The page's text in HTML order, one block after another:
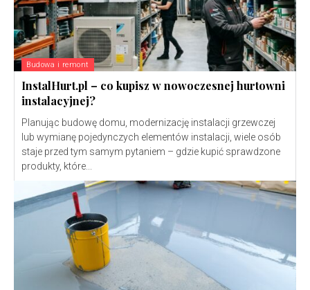
Budowa i remont
InstalHurt.pl – co kupisz w nowoczesnej hurtowni
instalacyjnej?
Planując budowę domu, modernizację instalacji grzewczej
lub wymianę pojedynczych elementów instalacji, wiele osób
staje przed tym samym pytaniem – gdzie kupić sprawdzone
produkty, które...